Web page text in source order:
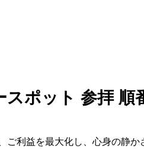
スポット 参拝 順
ご利益を最大化し、心身の静